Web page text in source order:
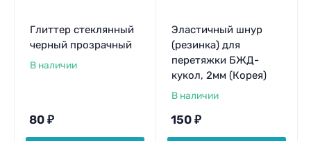
Глиттер стеклянный
черный прозрачный
В наличии
80 ₽
Эластичный шнур
(резинка) для
перетяжки БЖД-
кукол, 2мм (Корея)
В наличии
150 ₽